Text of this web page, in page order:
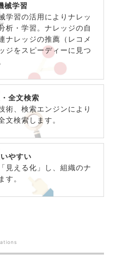
械学習
学習の活用によりナレッ
析・学習。ナレッジの自
ナレッジの推薦（レコメ
ジをスピーディーに見つ
全文検索
術、検索エンジンにより
文検索します。
やすい
見える化」し、組織のナ
す。